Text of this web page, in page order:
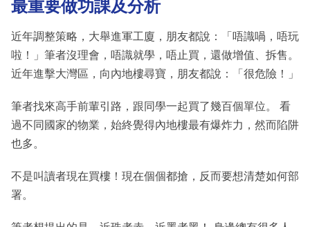
最重要做功課及分析
近年調整策略，大舉進軍工廈，朋友都說：「唔識喎，唔玩
啦！」筆者沒理會，唔識就學，唔止買，還做增值、拆售。
近年進擊大灣區，向內地樓尋寶，朋友都說：「很危險！」
筆者找來高手前輩引路，跟同學一起買了幾百個單位。 看
過不同國家的物業，始終覺得內地樓最有爆炸力，然而陷阱
也多。
不是叫讀者現在買樓！現在個個都搶，反而要想清楚如何部
署。